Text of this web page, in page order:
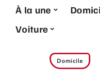
À la une
Voiture
Domicile